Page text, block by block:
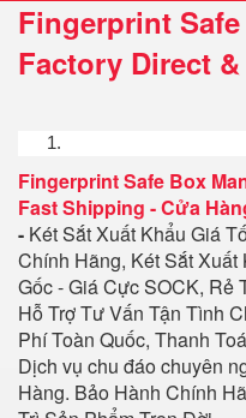
Fingerprint
Factory Direct
Fingerprint Safe Box
Fast Shipping -Cửa
- Két Sắt Xuất Khẩu Giá
Chính Hãng, Két Sắt
Gốc - Giá Cực SOCK, Rẻ
Hỗ Trợ Tư Vấn Tận Tình
Phí Toàn Quốc, Thanh
Dịch vụ chu đáo chuyên
Hàng. Bảo Hành Chính